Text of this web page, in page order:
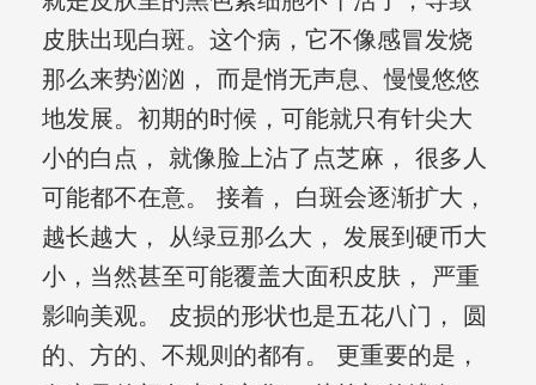
皮肤出现白斑。这个病，它不像感冒发烧
那么来势汹汹， 而是悄无声息、慢慢悠悠
地发展。初期的时候，可能就只有针尖大
小的白点， 就像脸上沾了点芝麻， 很多人
可能都不在意。 接着， 白斑会逐渐扩大，
越长越大， 从绿豆那么大， 发展到硬币大
小，当然甚至可能覆盖大面积皮肤， 严重
影响美观。 皮损的形状也是五花八门， 圆
的、方的、不规则的都有。 更重要的是，